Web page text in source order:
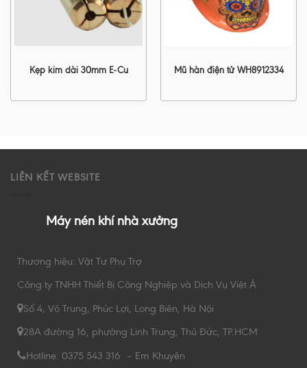
Kẹp kim dài 30mm E-Cu Mũ hàn điện tử WH8912334
LIÊN KẾT WEBSITE
Máy nén khí nhà xưởng
Thương hiệu: Vật Tư Phụ Trợ
Công ty TNHH Thiết Bị Công Nghiệp và Dịch Vụ Việt Á
Số 4, Võ Trung, Phúc Lợi, Long Biên, Hà Nội
28A đường 16, phường Linh Trung, Thủ Đức, TP.HCM
Hotline: 0375 543 316 – Em Khuyên